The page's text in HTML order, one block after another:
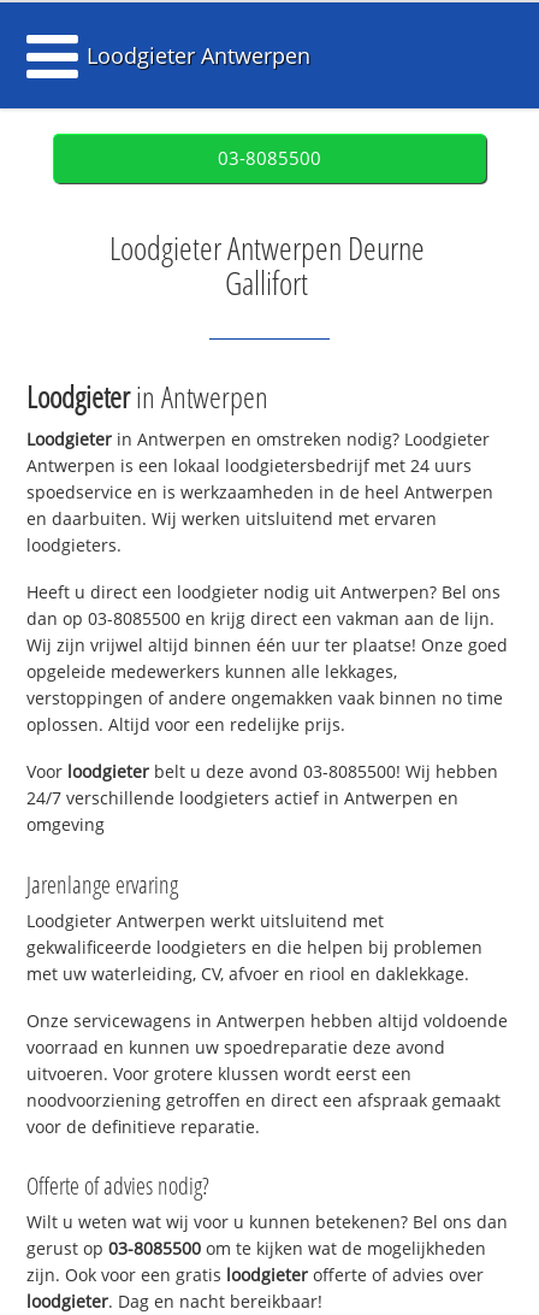
Loodgieter Antwerpen
03-8085500
Loodgieter Antwerpen Deurne
Gallifort
Loodgieterin Antwerpen
Loodgieter in Antwerpen en omstreken nodig? Loodgieter
Antwerpen is een lokaal loodgietersbedrijf met 24 uurs
spoedservice en is werkzaamheden in de heel Antwerpen
en daarbuiten. Wij werken uitsluitend met ervaren
loodgieters.
Heeft u direct een loodgieter nodig uit Antwerpen? Bel ons
dan op 03-8085500 en krijg direct een vakman aan de lijn.
Wij zijn vrijwel altijd binnen één uur ter plaatse! Onze goed
opgeleide medewerkers kunnen alle lekkages,
verstoppingen of andere ongemakken vaak binnen no time
oplossen. Altijd voor een redelijke prijs.
Voor loodgieter belt u deze avond 03-8085500! Wij hebben
24/7 verschillende loodgieters actief in Antwerpen en
omgeving
Jarenlange ervaring
Loodgieter Antwerpen werkt uitsluitend met
gekwalificeerde loodgieters en die helpen bij problemen
met uw waterleiding, CV, afvoer en riool en daklekkage.
Onze servicewagens in Antwerpen hebben altijd voldoende
voorraad en kunnen uw spoedreparatie deze avond
uitvoeren. Voor grotere klussen wordt eerst een
noodvoorziening getroffen en direct een afspraak gemaakt
voor de definitieve reparatie.
Offerte of advies nodig?
Wilt u weten wat wij voor u kunnen betekenen? Bel ons dan
gerust op03-8085500 om te kijken wat de mogelijkheden
zijn. Ook voor een gratis loodgieter offerte of advies over
loodgieter. Dag en nacht bereikbaar!